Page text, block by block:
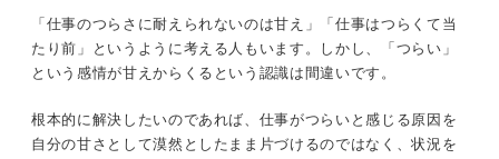
図る方法
ストレスの度合いをチェックしよう
自己分析をしてみよう
「仕事のつらさに耐えられないのは甘え」「仕事はつらくて当
たり前」というように考える人もいます。しかし、「つらい」
という感情が甘えからくるという認識は間違いです。
根本的に解決したいのであれば、仕事がつらいと感じる原因を
自分の甘さとして漠然としたまま片づけるのではなく、状況を
つらくても投げやりにならずに打開策を探すことが大切
ステップ①つらく感じる原因を分析する